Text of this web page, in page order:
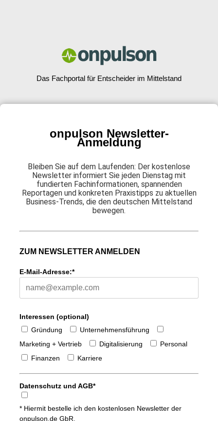
Das Fachportal für Entscheider im Mittelstand
onpulson Newsletter-
Anmeldung
Bleiben Sie auf dem Laufenden: Der kostenlose
Newsletter informiert Sie jeden Dienstag mit
fundierten Fachinformationen, spannenden
Reportagen und konkreten Praxistipps zu aktuellen
Business-Trends, die den deutschen Mittelstand
bewegen.
ZUM NEWSLETTER ANMELDEN
E-Mail-Adresse:*
Interessen (optional)
Gründung
Unternehmensführung
Marketing + Vertrieb
Digitalisierung
Personal
Finanzen
Karriere
Datenschutz und AGB*
* Hiermit bestelle ich den kostenlosen Newsletter der
onpulson.de GbR.